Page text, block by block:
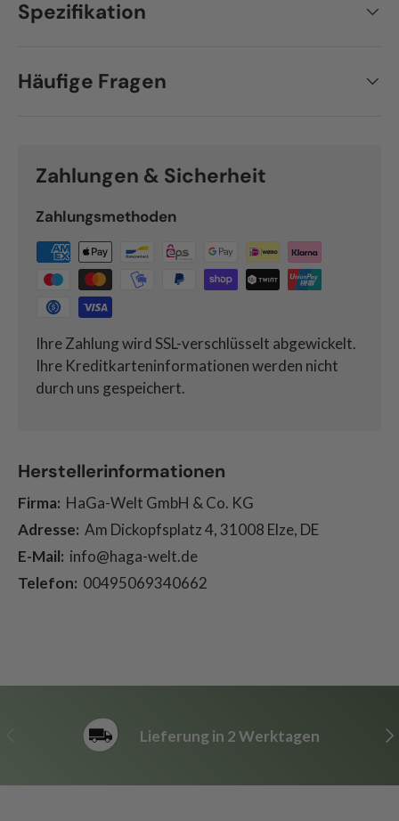
Spezifikation
Häufige Fragen
Zahlungen & Sicherheit
Zahlungsmethoden
Ihre Zahlung wird SSL-verschlüsselt abgewickelt.
Ihre Kreditkarteninformationen werden nicht
durch uns gespeichert.
Herstellerinformationen
Firma: HaGa-Welt GmbH & Co. KG
Adresse: Am Dickopfsplatz 4, 31008 Elze, DE
E-Mail: info@haga-welt.de
Telefon: 00495069340662
Lieferung in 2 Werktagen